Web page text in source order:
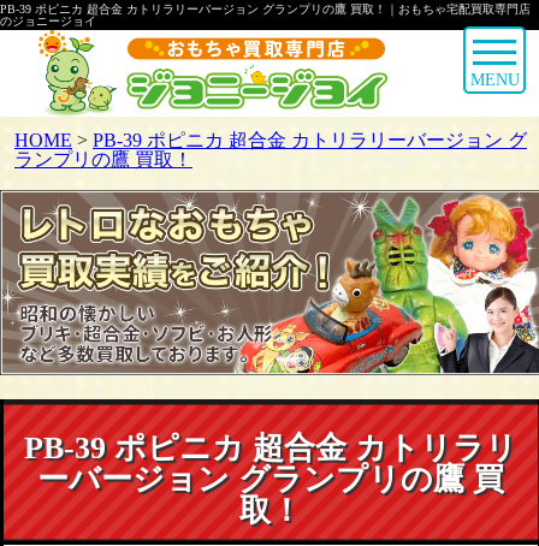
PB-39 ポピニカ 超合金 カトリラリーバージョン グランプリの鷹 買取！｜おもちゃ宅配買取専門店
のジョニージョイ
MENU
HOME > PB-39 ポピニカ 超合金 カトリラリーバージョン グ
ランプリの鷹 買取！
PB-39 ポピニカ 超合金 カトリラリ
ーバージョン グランプリの鷹 買
取！